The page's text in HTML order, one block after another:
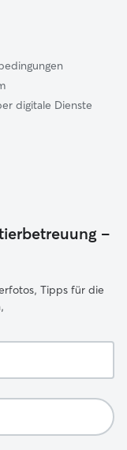
digitale Dienste
–
Tipps für die